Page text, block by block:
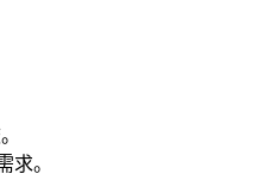
求。